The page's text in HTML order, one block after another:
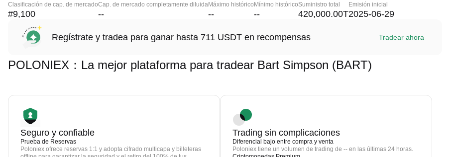
Clasificación de cap. de mercado
#9,100
Cap. de mercado completamente diluida
--
Máximo histórico
--
Mínimo histórico
--
Suministro total
420,000.00T
Emisión inicial
2025-06-29
Regístrate y tradea para ganar hasta 711 USDT en recompensas Tradear ahora
POLONIEX：La mejor plataforma para tradear Bart Simpson (BART)
Seguro y confiable
Prueba de Reservas
Poloniex ofrece reservas 1:1 y adopta cifrado multicapa y billeteras
Trading sin complicaciones
Diferencial bajo entre compra y venta
Poloniex tiene un volumen de trading de -- en las últimas 24 horas.